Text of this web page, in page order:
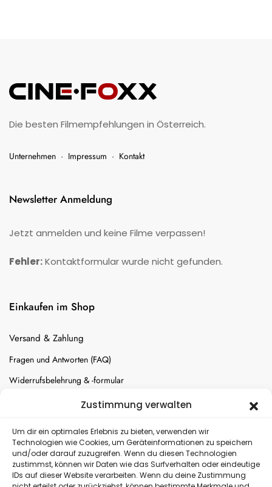
Zustimmung verwalten
Um dir ein optimales Erlebnis zu bieten, verwenden wir
Technologien wie Cookies, um Geräteinformationen zu speichern
und/oder darauf zuzugreifen. Wenn du diesen Technologien
zustimmst, können wir Daten wie das Surfverhalten oder eindeutige
IDs auf dieser Website verarbeiten. Wenn du deine Zustimmung
Die besten Filmempfehlungen in Österreich.
Unternehmen · Impressum · Kontakt
Newsletter Anmeldung
Jetzt anmelden und keine Filme verpassen!
Fehler:Kontaktformular wurde nicht gefunden.
Einkaufen im Shop
Versand & Zahlung
Fragen und Antworten (FAQ)
Widerrufsbelehrung & -formular
Batterien-Entsorgung
Versand